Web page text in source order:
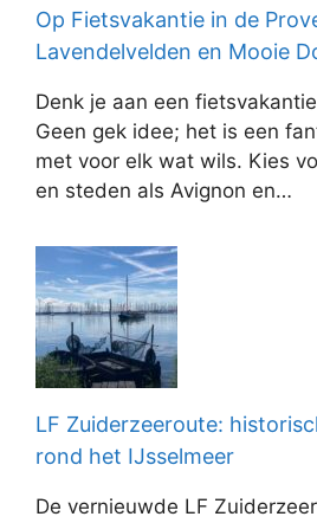
Op Fietsvakantie in de
Lavendelvelden en Mooie
Denk je aan een
Geen gek idee; het is een
met voor elk wat wils. Kies
en steden als Avignon en…
LF Zuiderzeeroute:
rond het IJsselmeer
De vernieuwde LF